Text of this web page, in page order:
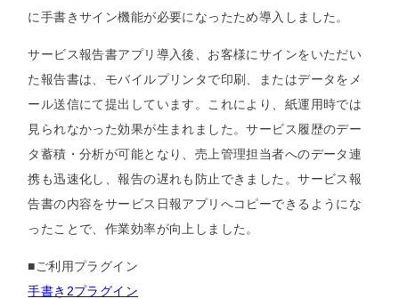
に手書きサイン機能が必要になったため導入しました。
サービス報告書アプリ導入後、お客様にサインをいただい
た報告書は、モバイルプリンタで印刷、またはデータをメ
ール送信にて提出しています。これにより、紙運用時では
見られなかった効果が生まれました。サービス履歴のデー
タ蓄積・分析が可能となり、売上管理担当者へのデータ連
携も迅速化し、報告の遅れも防止できました。サービス報
告書の内容をサービス日報アプリへコピーできるようにな
ったことで、作業効率が向上しました。
■ご利用プラグイン
手書き2プラグイン